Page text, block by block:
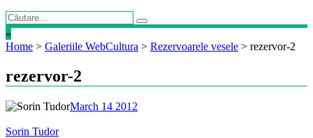
»
Home > Galeriile WebCultura > Rezervoarele vesele > rezervor-2
rezervor-2
March 14 2012
Sorin Tudor